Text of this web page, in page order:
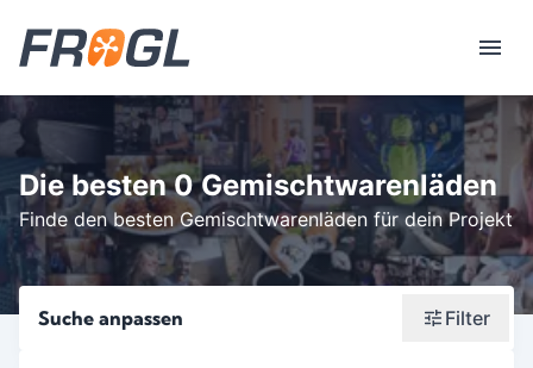
Die besten 0 Gemischtwarenläden
Finde den besten Gemischtwarenläden für dein Projekt
Suche anpassen Filter
Wonach suchst du?